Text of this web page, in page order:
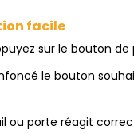
facile
sur le bouton
le bouton
ou porte réagit